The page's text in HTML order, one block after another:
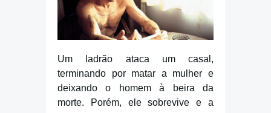
Um ladrão ataca um casal,
terminando por matar a mulher e
deixando o homem à beira da
morte. Porém, ele sobrevive e a